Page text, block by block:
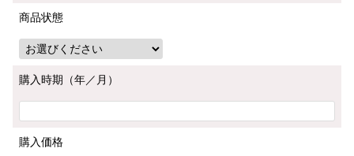
商品状態
購入時期（年／月）
購入価格